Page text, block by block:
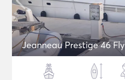
Jeanneau Prestige 46 Fly